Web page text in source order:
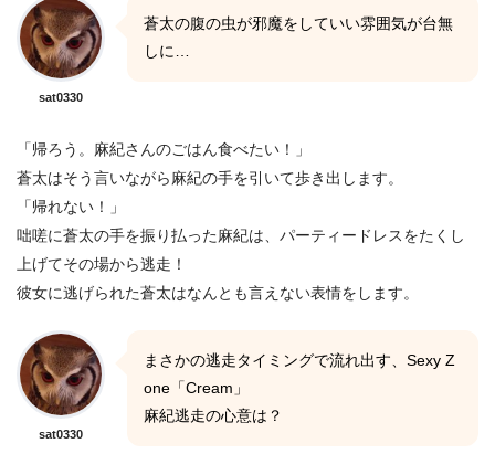
sat0330
蒼太の腹の虫が邪魔をしていい雰囲気が台無
しに…
「帰ろう。麻紀さんのごはん食べたい！」
蒼太はそう言いながら麻紀の手を引いて歩き出します。
「帰れない！」
咄嗟に蒼太の手を振り払った麻紀は、パーティードレスをたくし
上げてその場から逃走！
彼女に逃げられた蒼太はなんとも言えない表情をします。
sat0330
まさかの逃走タイミングで流れ出す、Sexy Z
one「Cream」
麻紀逃走の心意は？